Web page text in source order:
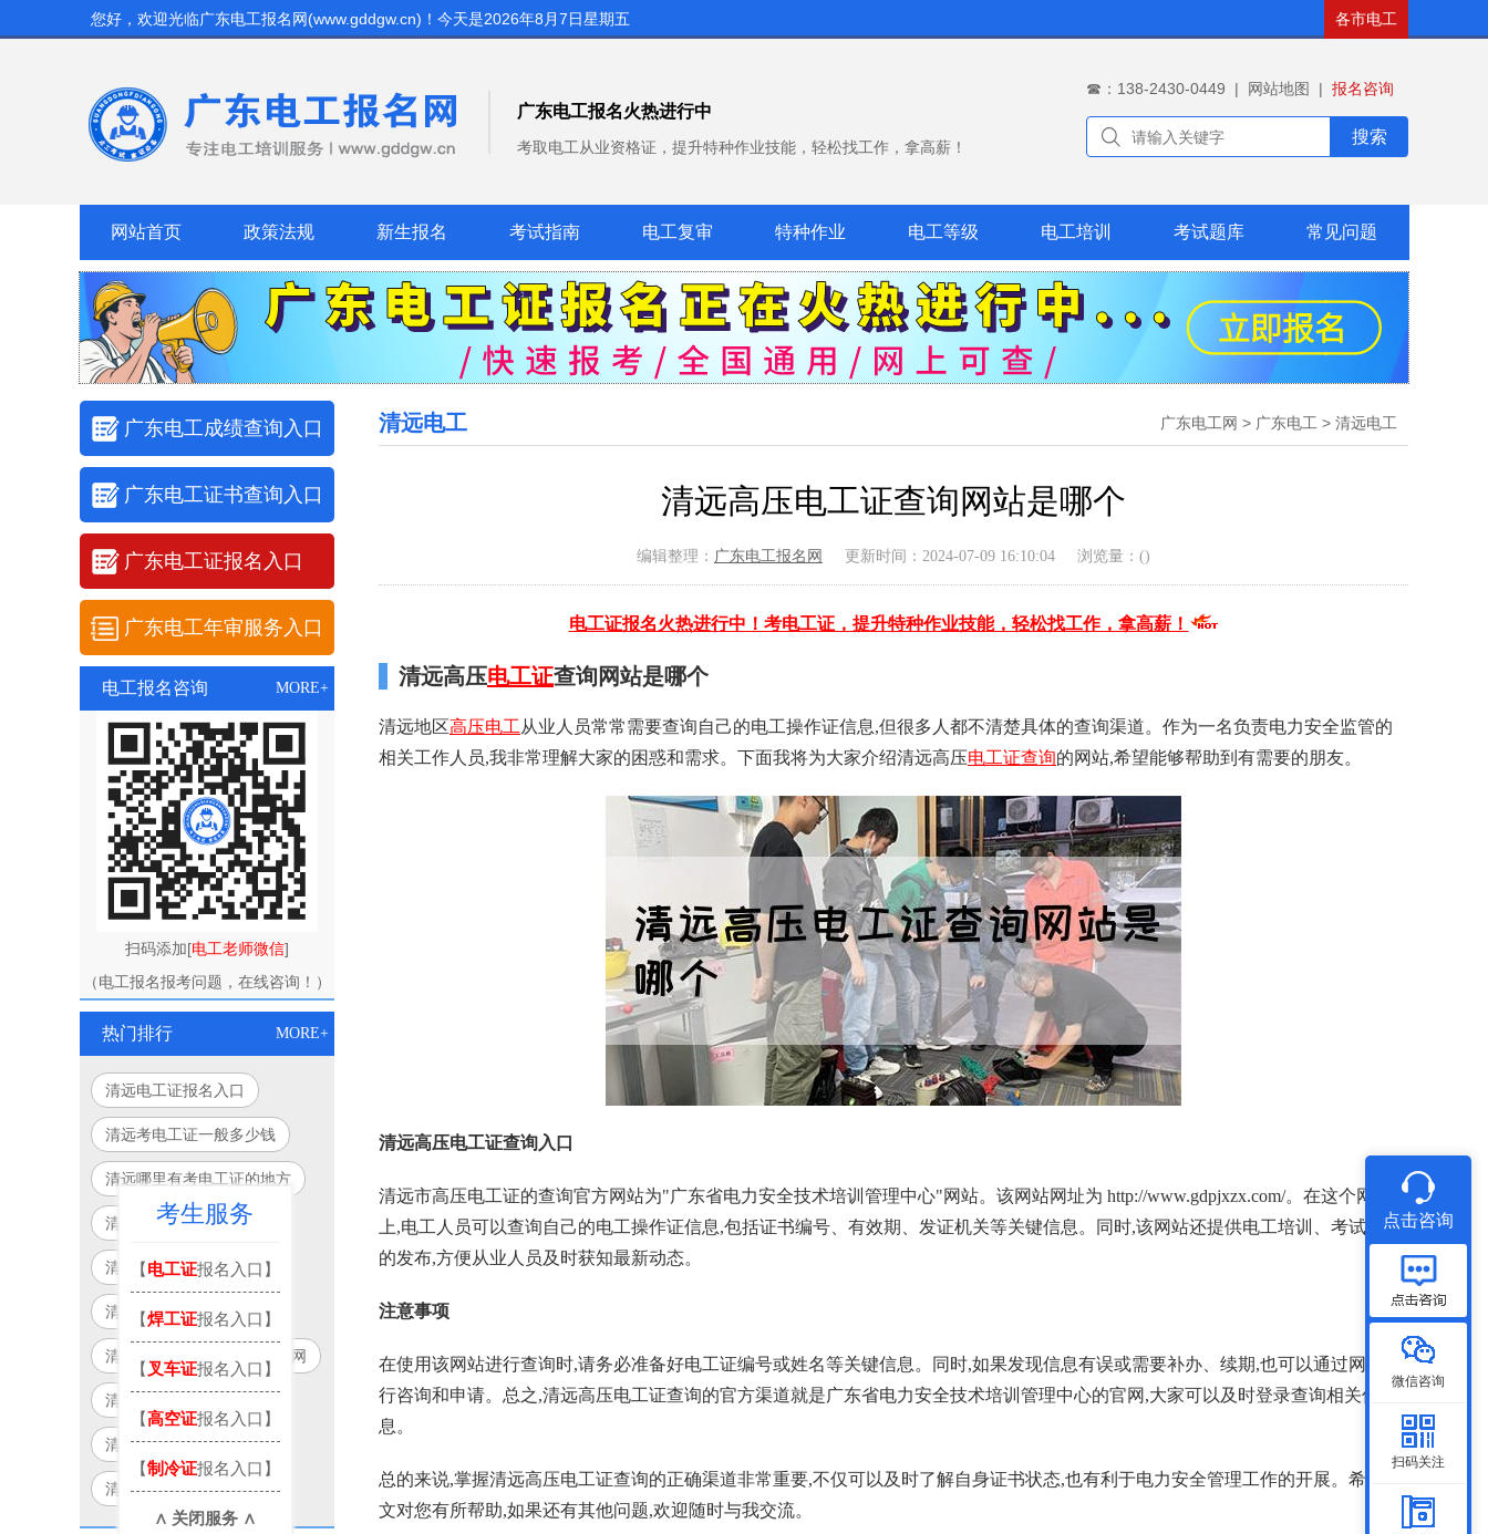
您好，欢迎光临广东电工报名网(www.gddgw.cn) ！今天是2026年8月7日星期五 各市电工
广东电工报名火热进行中
考取电工从业资格证，提升特种作业技能，轻松找工作，拿高薪！
☎：138-2430-0449 | 网站地图 | 报名咨询
搜索
网站首页 政策法规 新生报名 考试指南 电工复审 特种作业 电工等级 电工培训 考试题库 常见问题
广东电工成绩查询入口
广东电工证书查询入口
广东电工证报名入口
广东电工年审服务入口
电工报名咨询 MORE+
扫码添加[电工老师微信]
（电工报名报考问题，在线咨询！）
热门排行 MORE+
清远电工证报名入口
清远考电工证一般多少钱
清远哪里有考电工证的地方
清远电工证年审报名
清远电工证在哪里报名
清远电工证怎么查成绩
清远低压电工证证书查询官网
清远考电工证多少分及格
清远报考电工证去哪里考
清远电工证去哪报名
广东电工网 > 广东电工 > 清远电工
清远电工
清远高压电工证查询网站是哪个
编辑整理： 广东电工报名网 更新时间：2024-07-09 16:10:04 浏览量：()
电工证报名火热进行中！考电工证，提升特种作业技能，轻松找工作，拿高薪！
清远高压电工证查询网站是哪个
清远地区高压电工从业人员常常需要查询自己的电工操作证信息,但很多人都不清楚具体的查询渠道。作为一名负责电力安全监管的
相关工作人员,我非常理解大家的困惑和需求。下面我将为大家介绍清远高压电工证查询的网站,希望能够帮助到有需要的朋友。
清远高压电工证查询入口
清远市高压电工证的查询官方网站为"广东省电力安全技术培训管理中心"网站。该网站网址为 http://www.gdpjxzx.com/。在这个网站
上,电工人员可以查询自己的电工操作证信息,包括证书编号、有效期、发证机关等关键信息。同时,该网站还提供电工培训、考试信息
的发布,方便从业人员及时获知最新动态。
注意事项
在使用该网站进行查询时,请务必准备好电工证编号或姓名等关键信息。同时,如果发现信息有误或需要补办、续期,也可以通过网站进
行咨询和申请。总之,清远高压电工证查询的官方渠道就是广东省电力安全技术培训管理中心的官网,大家可以及时登录查询相关信
息。
总的来说,掌握清远高压电工证查询的正确渠道非常重要,不仅可以及时了解自身证书状态,也有利于电力安全管理工作的开展。希望本
文对您有所帮助,如果还有其他问题,欢迎随时与我交流。
考生服务
【电工证报名入口】
【焊工证报名入口】
【 叉车证报名入口】
【高空证报名入口】
【制冷证报名入口】
∧ 关闭服务 ∧
点击咨询
微信咨询
扫码关注